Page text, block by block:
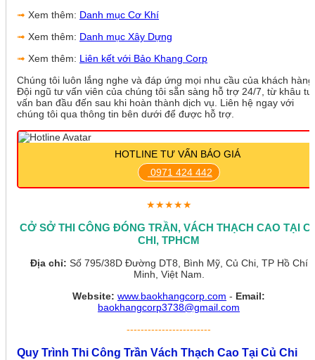
➟ Xem thêm: Danh mục Cơ Khí
➟ Xem thêm: Danh mục Xây Dựng
➟ Xem thêm: Liên kết với Bảo Khang Corp
Chúng tôi luôn lắng nghe và đáp ứng mọi nhu cầu của khách
Đội ngũ tư vấn viên của chúng tôi sẵn sàng hỗ trợ 24/7, từ khâu tư
vấn ban đầu đến sau khi hoàn thành dịch vụ. Liên hệ ngay với
chúng tôi qua thông tin bên dưới để được hỗ trợ.
HOTLINE TƯ VẤN BÁO GIÁ
0971 424 442
★★★★★
CỞ SỞ THI CÔNG ĐÓNG TRẦN, VÁCH THẠCH CAO TẠI
CHI, TPHCM
Địa chỉ: Số 795/38D Đường DT8, Bình Mỹ, Củ Chi, TP Hồ Chí
Minh, Việt Nam.
Website: www.baokhangcorp.com - Email:
baokhangcorp3738@gmail.com
------------------------
Quy Trình Thi Công Trần Vách Thạch Cao Tại Củ Chi